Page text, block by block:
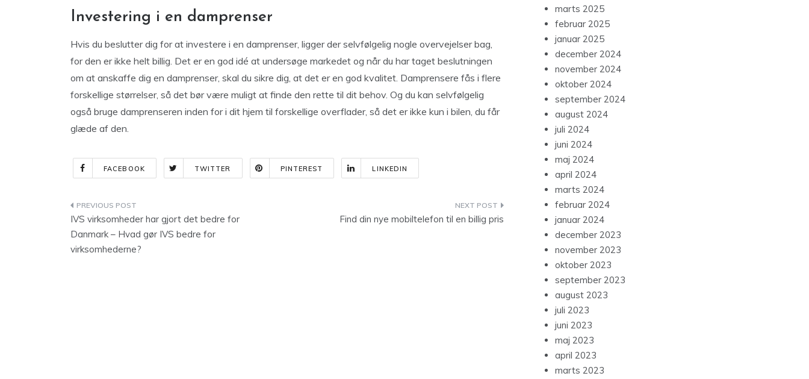
Investering i en damprenser
Hvis du beslutter dig for at investere i en damprenser, ligger der selvfølgelig nogle overvejelser bag,
for den er ikke helt billig. Det er en god idé at undersøge markedet og når du har taget beslutningen
om at anskaffe dig en damprenser, skal du sikre dig, at det er en god kvalitet. Damprensere fås i flere
forskellige størrelser, så det bør være muligt at finde den rette til dit behov. Og du kan selvfølgelig
også bruge damprenseren inden for i dit hjem til forskellige overflader, så det er ikke kun i bilen, du får
glæde af den.
FACEBOOK TWITTER PINTEREST LINKEDIN
Indlægsnavigation
IVS virksomheder har gjort det bedre for
Danmark – Hvad gør IVS bedre for
virksomhederne?
Find din nye mobiltelefon til en billig pris
marts 2025
februar 2025
januar 2025
december 2024
november 2024
oktober 2024
september 2024
august 2024
juli 2024
juni 2024
maj 2024
april 2024
marts 2024
februar 2024
januar 2024
december 2023
november 2023
oktober 2023
september 2023
august 2023
juli 2023
juni 2023
maj 2023
april 2023
marts 2023